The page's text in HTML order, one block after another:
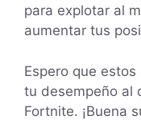
para explotar al
aumentar tus
Espero que
tu desempeño al
Fortnite. ¡Buena